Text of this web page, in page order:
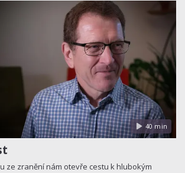
40 min
ze zranění nám otevře cestu k hlubokým